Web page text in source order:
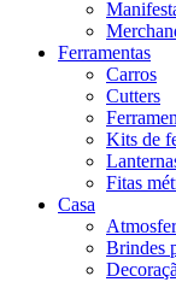
Ferramentas
Carros
Cutters
Kits de
Fitas
Casa
Brindes